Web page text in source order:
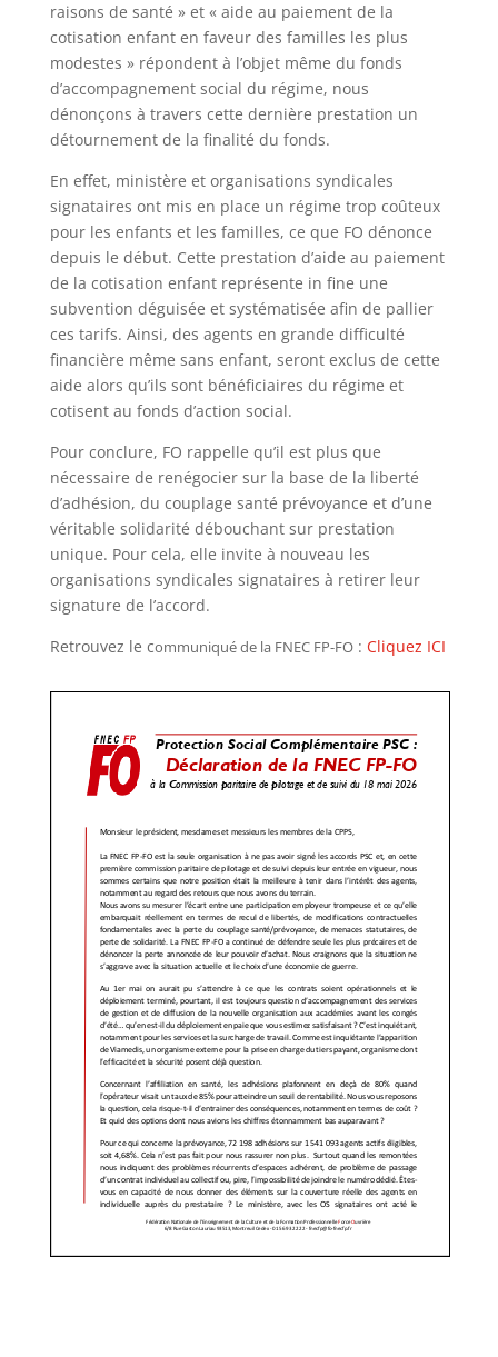
raisons de santé » et « aide au paiement de la
cotisation enfant en faveur des familles les plus
modestes » répondent à l’objet même du fonds
d’accompagnement social du régime, nous
dénonçons à travers cette dernière prestation un
détournement de la finalité du fonds.
En effet, ministère et organisations syndicales
signataires ont mis en place un régime trop coûteux
pour les enfants et les familles, ce que FO dénonce
depuis le début. Cette prestation d’aide au paiement
de la cotisation enfant représente in fine une
subvention déguisée et systématisée afin de pallier
ces tarifs. Ainsi, des agents en grande difficulté
financière même sans enfant, seront exclus de cette
aide alors qu’ils sont bénéficiaires du régime et
cotisent au fonds d’action social.
Pour conclure, FO rappelle qu’il est plus que
nécessaire de renégocier sur la base de la liberté
d’adhésion, du couplage santé prévoyance et d’une
véritable solidarité débouchant sur prestation
unique. Pour cela, elle invite à nouveau les
organisations syndicales signataires à retirer leur
signature de l’accord.
Retrouvez le communiqué de la FNEC FP-FO: Cliquez ICI